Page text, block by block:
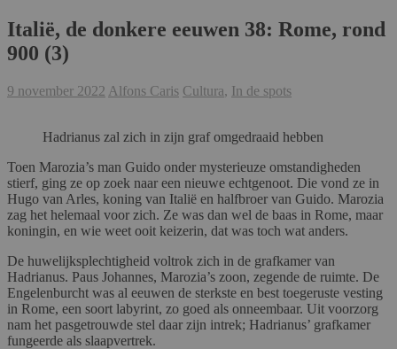
Italië, de donkere eeuwen 38: Rome, rond
900 (3)
9 november 2022 Alfons Caris Cultura, In de spots
Hadrianus zal zich in zijn graf omgedraaid hebben
Toen Marozia’s man Guido onder mysterieuze omstandigheden
stierf, ging ze op zoek naar een nieuwe echtgenoot. Die vond ze in
Hugo van Arles, koning van Italië en halfbroer van Guido. Marozia
zag het helemaal voor zich. Ze was dan wel de baas in Rome, maar
koningin, en wie weet ooit keizerin, dat was toch wat anders.
De huwelijksplechtigheid voltrok zich in de grafkamer van
Hadrianus. Paus Johannes, Marozia’s zoon, zegende de ruimte. De
Engelenburcht was al eeuwen de sterkste en best toegeruste vesting
in Rome, een soort labyrint, zo goed als onneembaar. Uit voorzorg
nam het pasgetrouwde stel daar zijn intrek; Hadrianus’ grafkamer
fungeerde als slaapvertrek.